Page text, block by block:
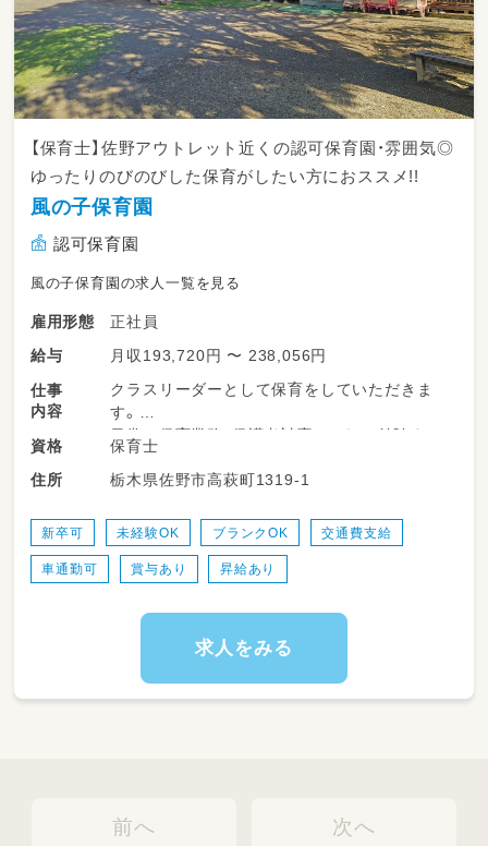
【保育士】佐野アウトレット近くの認可保育園・雰囲気◎
ゆったりのびのびした保育がしたい方におススメ!!
風の子保育園
認可保育園
風の子保育園の求人一覧を見る
雇用形態
正社員
給与
月収193,720円 〜 238,056円
仕事
内容
クラスリーダーとして保育をしていただきま
す。
日常の保育業務・保護者対応とそれに付随する
事務業務。
資格
保育士
住所
栃木県佐野市高萩町1319-1
新卒可 未経験OK ブランクOK 交通費支給
車通勤可 賞与あり 昇給あり
求人をみる
前へ 次へ